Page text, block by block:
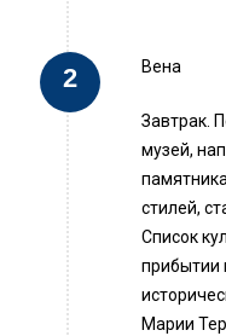
Вена
Завтрак.
музей,
стилей,
Список
прибытии
Марии